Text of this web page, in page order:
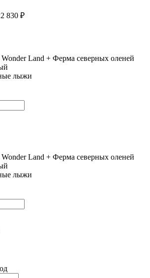
830 ₽
Land + Ферма северных оленей
лыжи
Land + Ферма северных оленей
лыжи